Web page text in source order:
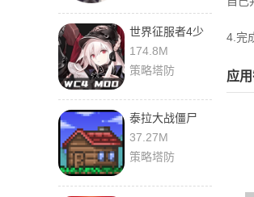
世界征服者4少
女前线版 1.5.1
安卓版
174.8M
策略塔防
泰拉大战僵尸
0.655 手机版
37.27M
策略塔防
4.完
应